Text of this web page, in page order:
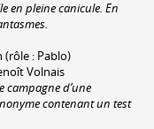
en pleine canicule. En
: Pablo)
Volnais
campagne d’une
contenant un test